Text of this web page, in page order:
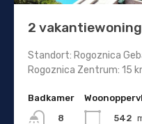
2
Standort: Rogoznica
Rogoznica Zentrum: 15
Badkamer
8
542